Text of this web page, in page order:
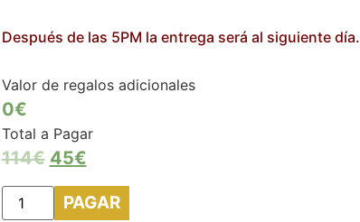
Después de las 5PM la entrega será al siguiente día.
Valor de regalos adicionales
0€
Total a Pagar
114€ 45€
PAGAR